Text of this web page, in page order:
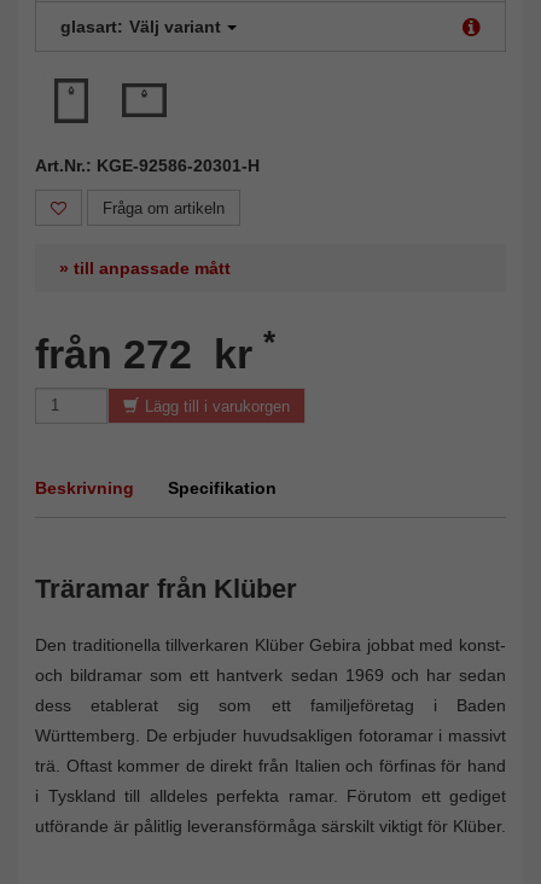
glasart: Välj variant
Art.Nr.: KGE-92586-20301-H
Fråga om artikeln
» till anpassade mått
från 272 kr *
Lägg till i varukorgen
Beskrivning Specifikation
Träramar från Klüber
Den traditionella tillverkaren Klüber Gebira jobbat med konst-
och bildramar som ett hantverk sedan 1969 och har sedan
dess etablerat sig som ett familjeföretag i Baden
Württemberg. De erbjuder huvudsakligen fotoramar i massivt
trä. Oftast kommer de direkt från Italien och förfinas för hand
i Tyskland till alldeles perfekta ramar. Förutom ett gediget
utförande är pålitlig leveransförmåga särskilt viktigt för Klüber.